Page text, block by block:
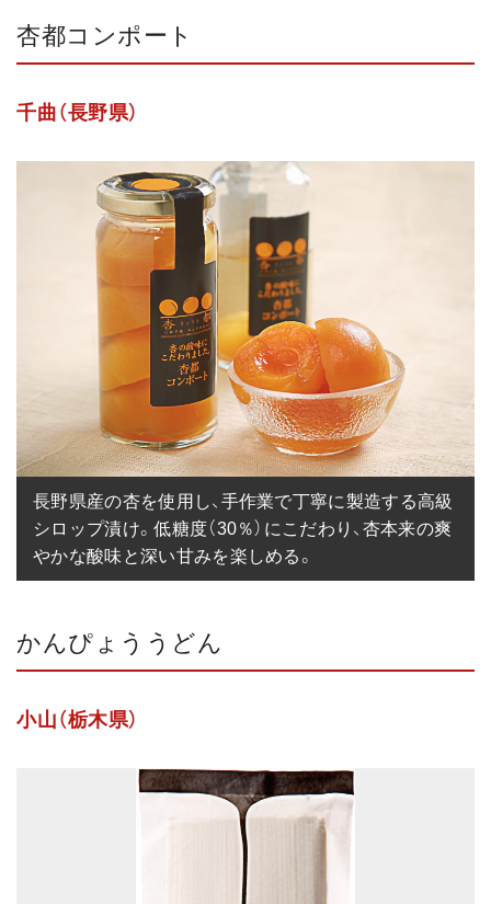
杏都コンポート
千曲（長野県）
長野県産の杏を使用し、手作業で丁寧に製造する高級
シロップ漬け。低糖度（30％）にこだわり、杏本来の爽
やかな酸味と深い甘みを楽しめる。
かんぴょううどん
小山（栃木県）